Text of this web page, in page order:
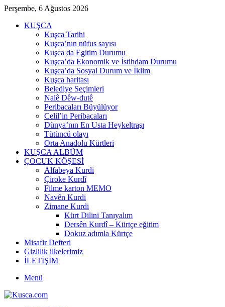
Perşembe, 6 Ağustos 2026
KUŞCA
Kuşca Tarihi
Kuşca’nın nüfus sayısı
Kuşca da Egitim Durumu
Kuşca’da Ekonomik ve İstihdam Durumu
Kuşca’da Sosyal Durum ve İklim
Kuşca haritası
Belediye Seçimleri
Nalê Dêw-dutê
Peribacaları Büyülüyor
Celil’in Peribacaları
Dünya’nın En Usta Heykeltraşı
Tütüncü olayı
Orta Anadolu Kürtleri
KUŞCA ALBÜM
ÇOCUK KÖŞESİ
Alfabeya Kurdi
Çiroke Kurdî
Filme karton MEMO
Navên Kurdi
Zimane Kurdi
Kürt Dilini Tanıyalım
Dersên Kurdî – Kürtçe eğitim
Dokuz adımla Kürtçe
Misafir Defteri
Gizlilik ilkelerimiz
İLETİŞİM
Menü